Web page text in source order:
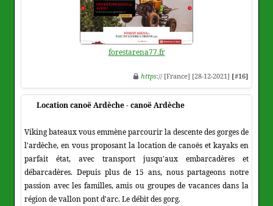
forestarena77.fr
https:// [France] [28-12-2021] [#16]
Location canoë Ardèche - canoë Ardèche
Viking bateaux vous emmène parcourir la descente des gorges de
l'ardèche, en vous proposant la location de canoës et kayaks en
parfait état, avec transport jusqu'aux embarcadères et
débarcadères. Depuis plus de 15 ans, nous partageons notre
passion avec les familles, amis ou groupes de vacances dans la
région de vallon pont d'arc. Le débit des gorg.